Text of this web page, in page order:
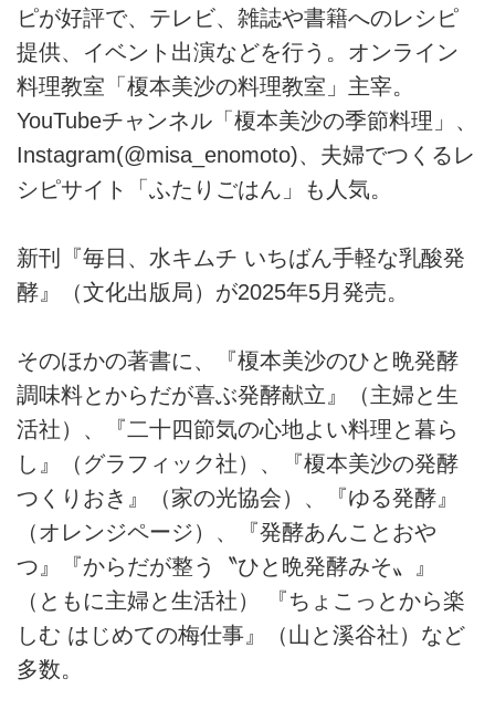
ピが好評で、テレビ、雑誌や書籍へのレシピ
提供、イベント出演などを行う。オンライン
料理教室「榎本美沙の料理教室」主宰。
YouTubeチャンネル「榎本美沙の季節料理」、
Instagram(@misa_enomoto)、夫婦でつくるレ
シピサイト「ふたりごはん」も人気。
新刊『毎日、水キムチ いちばん手軽な乳酸発
酵』（文化出版局）が2025年5月発売。
そのほかの著書に、『榎本美沙のひと晩発酵
調味料とからだが喜ぶ発酵献立』（主婦と生
活社）、『二十四節気の心地よい料理と暮ら
し』（グラフィック社）、『榎本美沙の発酵
つくりおき』（家の光協会）、『ゆる発酵』
（オレンジページ）、『発酵あんことおや
つ』『からだが整う〝ひと晩発酵みそ〟』
（ともに主婦と生活社） 『ちょこっとから楽
しむ はじめての梅仕事』（山と溪谷社）など
多数。